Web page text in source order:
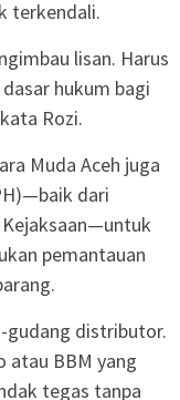
terkendali.
lisan. Harus
hukum bagi
Rozi.
Muda Aceh juga
dari
Kejaksaan—untuk
pemantauan
gudang distributor.
atau BBM yang
tegas tanpa